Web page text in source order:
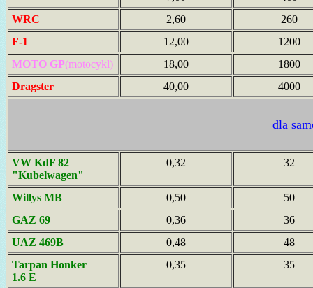
WRC
2,60
260
F-1
12,00
1200
MOTO GP(motocykl) 18,00
1800
Dragster
40,00 4000
dla
VW KdF 82
"Kubelwagen"
0,32 32
Willys MB 0,50
50
GAZ 69
0,36
36
UAZ 469B
0,48
48
Tarpan Honker
1.6 E
0,35 35